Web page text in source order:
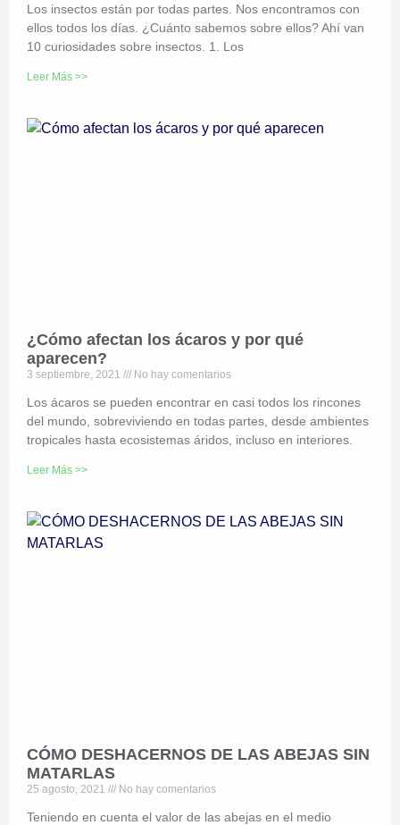
Los insectos están por todas partes. Nos encontramos con
ellos todos los días. ¿Cuánto sabemos sobre ellos? Ahí van
10 curiosidades sobre insectos. 1. Los
Leer Más >>
¿Cómo afectan los ácaros y por qué
aparecen?
3 septiembre, 2021 No hay comentarios
Los ácaros se pueden encontrar en casi todos los rincones
del mundo, sobreviviendo en todas partes, desde ambientes
tropicales hasta ecosistemas áridos, incluso en interiores.
Leer Más >>
CÓMO DESHACERNOS DE LAS ABEJAS SIN
MATARLAS
25 agosto, 2021 No hay comentarios
Teniendo en cuenta el valor de las abejas en el medio